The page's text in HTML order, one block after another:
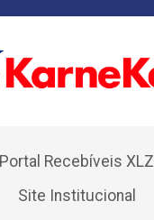
Portal Recebíveis XLZ
Site Institucional